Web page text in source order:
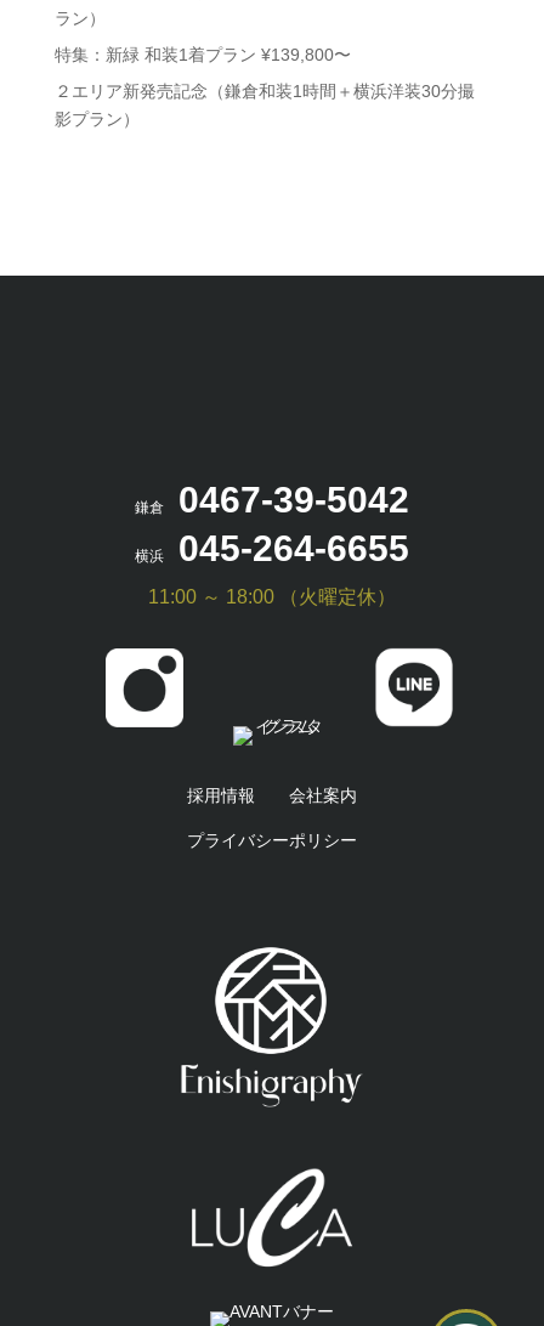
ラン）
特集：新緑 和装1着プラン ¥139,800〜
２エリア新発売記念（鎌倉和装1時間＋横浜洋装30分撮
影プラン）
鎌倉 0467-39-5042
横浜 045-264-6655
11:00 ～ 18:00 （火曜定休）
採用情報 会社案内
プライバシーポリシー